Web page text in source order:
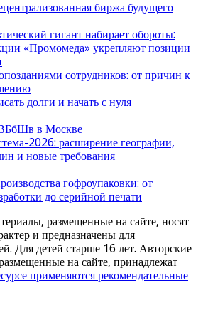
биржа будущего
гигант набирает обороты:
«Промомеда» укрепляют позиции
сотрудников: от причин к
долги и начать с нуля
в Москве
2026: расширение географии,
и новые требования
гофроупаковки: от
до серийной печати
размещенные на сайте, носят
и предназначены для
Для детей старше 16 лет. Авторские
на сайте, принадлежат
применяются рекомендательные